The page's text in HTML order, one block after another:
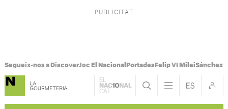
Segueix-nos a DiscoverJoc El Nacional PortadesFelip VI MileiSánchez